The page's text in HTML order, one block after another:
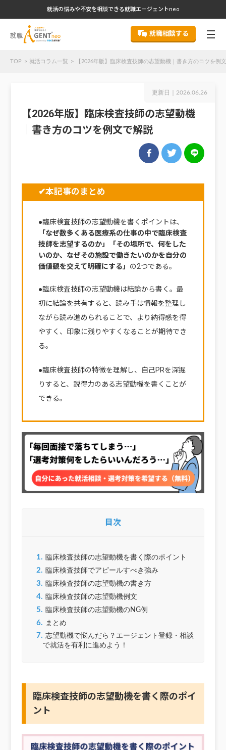
就活の悩みや不安を相談できる就職エージェントneo
就職相談する
TOP 就活コラム一覧 【2026年版】臨床検査技師の志望動機｜書き方のコツを例
更新日｜ 2026.06.26
【2026年版】臨床検査技師の志望動機
｜書き方のコツを例文で解説
✔本記事のまとめ
●臨床検査技師の志望動機を書くポイントは、
「なぜ数多くある医療系の仕事の中で臨床検査
技師を志望するのか」「その場所で、何をした
いのか、なぜその施設で働きたいのかを自分の
価値観を交えて明確にする」 の2つである。
●臨床検査技師の志望動機は結論から書く。最
初に結論を共有すると、読み手は情報を整理し
ながら読み進められることで、より納得感を得
やすく、印象に残りやすくなることが期待でき
る。
●臨床検査技師の特徴を理解し、自己PRを深掘
りすると、説得力のある志望動機を書くことが
できる。
目次
1. 臨床検査技師の志望動機を書く際のポイント
2. 臨床検査技師でアピールすべき強み
3. 臨床検査技師の志望動機の書き方
4. 臨床検査技師の志望動機例文
5. 臨床検査技師の志望動機のNG例
6. まとめ
7. 志望動機で悩んだら？エージェント登録・相談
で就活を有利に進めよう！
臨床検査技師の志望動機を書く際のポイ
ント